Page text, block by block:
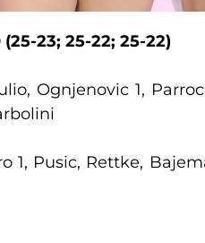
(25-23; 25-22; 25-22)
Ognjenovic 1,
1, Pusic, Rettke,